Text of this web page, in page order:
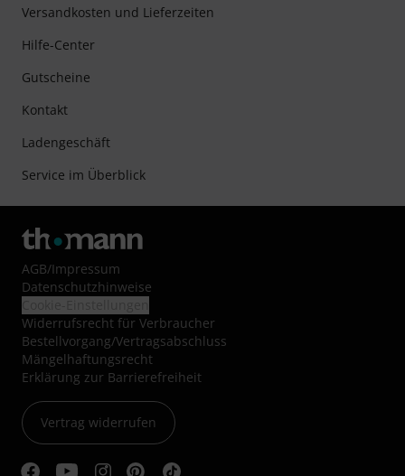
Versandkosten und Lieferzeiten
Hilfe-Center
Gutscheine
Kontakt
Ladengeschäft
Service im Überblick
AGB/Impressum
Datenschutzhinweise
Widerrufsrecht für Verbraucher
Bestellvorgang/Vertragsabschluss
Mängelhaftungsrecht
Erklärung zur Barrierefreiheit
Vertrag widerrufen